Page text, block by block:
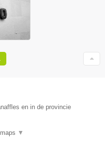
en in de provincie
▼